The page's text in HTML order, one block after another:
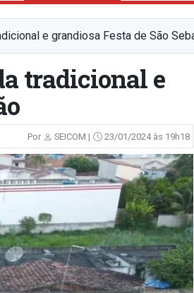
e grandiosa Festa de São
tradicional e
Por SEICOM | 23/01/2024 às 19h18